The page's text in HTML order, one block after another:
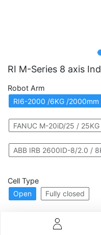
RI M-Series 8 axis
Robot Arm
RI6-2000 /6KG /2000mm
FANUC M-20iD/25 /
ABB IRB 2600ID-8/2.0 /
Cell Type
Open
Fully closed
Welding System
Monitorizare în timp
soluție
Scalabil de la 1 robot